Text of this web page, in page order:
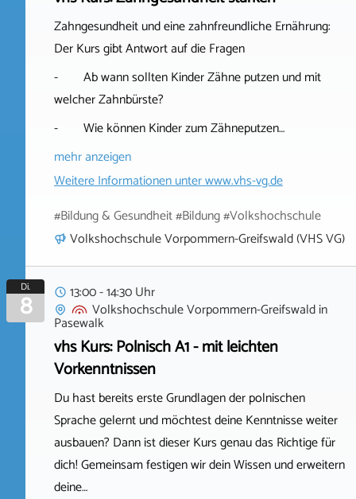
Zahngesundheit und eine zahnfreundliche Ernährung:
Der Kurs gibt Antwort auf die Fragen
- Ab wann sollten Kinder Zähne putzen und mit
welcher Zahnbürste?
- Wie können Kinder zum Zähneputzen…
mehr anzeigen
Weitere Informationen unterwww.vhs-vg.de
#Bildung & Gesundheit #Bildung #Volkshochschule
Volkshochschule Vorpommern-Greifswald (VHS VG)
Di.
8
13:00 - 14:30 Uhr
Volkshochschule Vorpommern-Greifswaldin
Pasewalk
vhs Kurs: Polnisch A1 - mit leichten
Vorkenntnissen
Du hast bereits erste Grundlagen der polnischen
Sprache gelernt und möchtest deine Kenntnisse weiter
ausbauen? Dann ist dieser Kurs genau das Richtige für
dich! Gemeinsam festigen wir dein Wissen und erweitern
deine…